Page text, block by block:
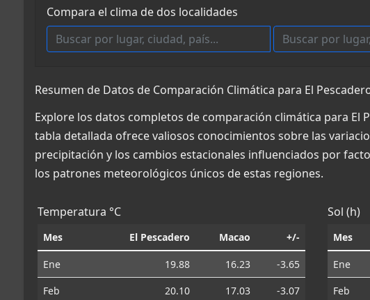
Compara el clima de dos localidades
Resumen de Datos de Comparación Climática para El
Explore los datos completos de comparación climática para El
tabla detallada ofrece valiosos conocimientos sobre las
precipitación y los cambios estacionales influenciados por
los patrones meteorológicos únicos de estas regiones.
Temperatura °C
Mes El Pescadero Macao +/-
Ene 19.88 16.23
-3.65
Feb
20.10 17.03
-3.07
Sol (h)
Mes
Ene
Feb